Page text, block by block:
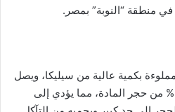
في منطقة “النوبة” بمصر.
بكمية عالية من سيليكا، ويصل
معدلها إلى نسبة تُقدَّر بنحو 90% من حجر المادة، مما يؤدي إلى